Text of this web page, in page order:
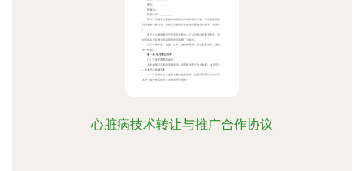
心脏病技术转让与推广合作协议